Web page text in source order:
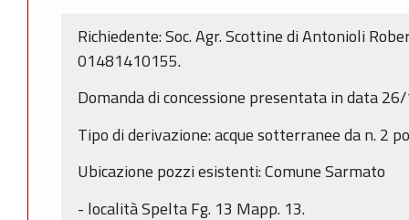
Richiedente: Soc. Agr. Scottine di Antonioli
01481410155.
Domanda di concessione presentata in data
Tipo di derivazione: acque sotterranee da n. 2
Ubicazione pozzi esistenti: Comune Sarmato
- località Spelta Fg. 13 Mapp. 13.